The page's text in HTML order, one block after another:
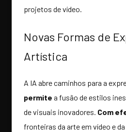
projetos de vídeo.
Novas Formas de
Artística
A IA abre caminhos para a
permite a fusão de estilos
de visuais inovadores. Com
fronteiras da arte em vídeo e